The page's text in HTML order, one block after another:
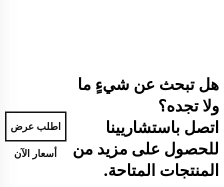
هل تبحث عن شيءٍ ما
ولا تجده؟
اتصل باستشاريينا
للحصول على مزيد من
المنتجات المتاحة.
اطلب عرض
أسعار الآن